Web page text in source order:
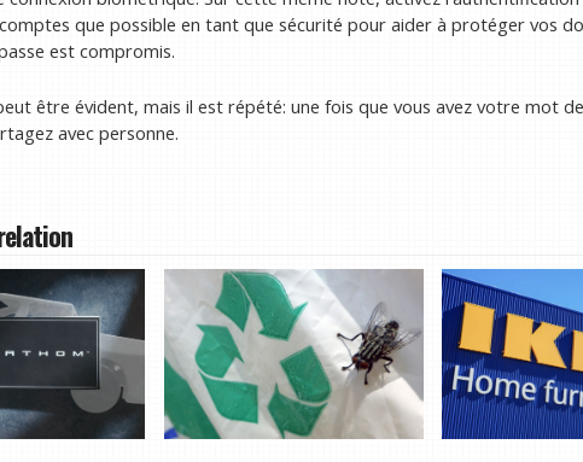
que possible en tant que sécurité pour aider à protéger vos
est compromis.
être évident, mais il est répété: une fois que vous avez votre mot
avec personne.